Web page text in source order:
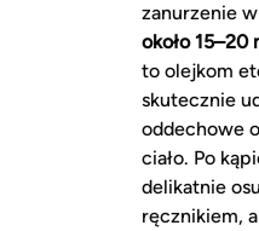
zanurzenie
około 15–20
to olejkom
skutecznie
oddechowe
ciało. Po
delikatnie
ręcznikiem,